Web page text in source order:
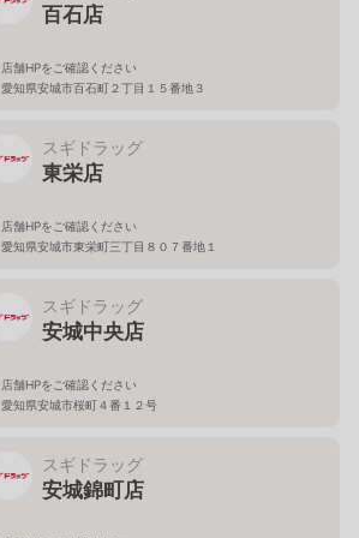
百石店
店舗HPをご確認ください
愛知県安城市百石町２丁目１５番地３
スギドラッグ
東栄店
店舗HPをご確認ください
愛知県安城市東栄町三丁目８０７番地１
スギドラッグ
安城中央店
店舗HPをご確認ください
愛知県安城市桜町４番１２号
スギドラッグ
安城錦町店